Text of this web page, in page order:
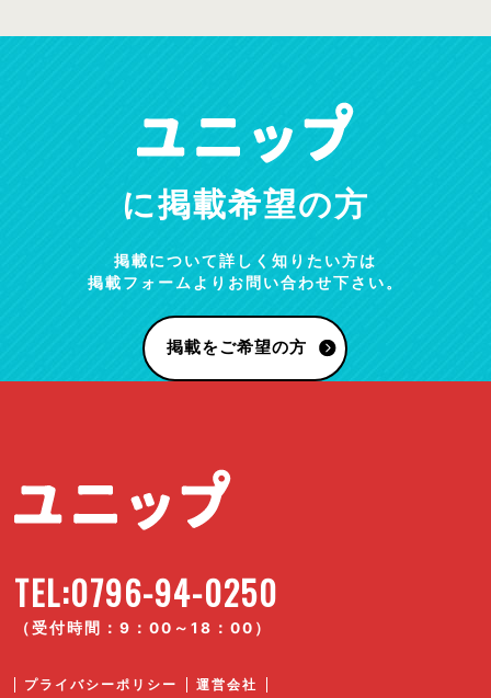
に掲載希望の方
掲載について詳しく知りたい方は
掲載フォームよりお問い合わせ下さい。
掲載をご希望の方
TEL:0796-94-0250
（受付時間：9：00～18：00）
プライバシーポリシー 運営会社